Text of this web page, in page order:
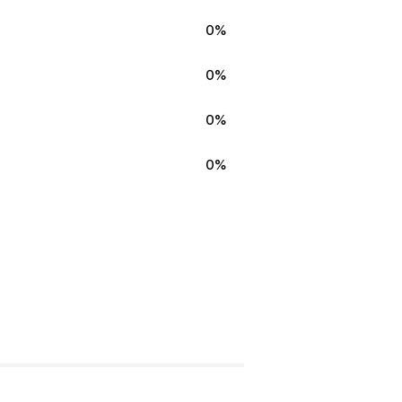
0%
0%
0%
0%